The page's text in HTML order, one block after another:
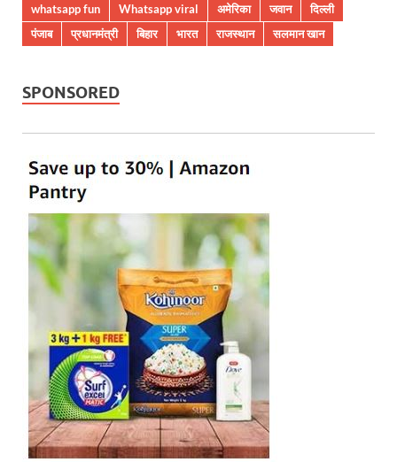
whatsapp fun
Whatsapp viral अमेरिका जवान
दिल्ली
पंजाब
प्रधानमंत्री बिहार भारत राजस्थान सलमान खान
SPONSORED